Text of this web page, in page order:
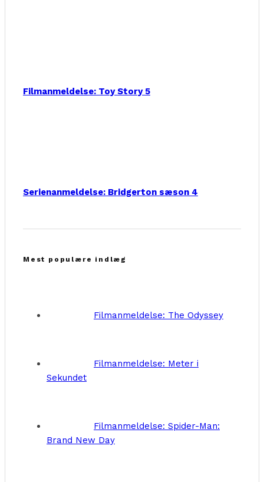
Filmanmeldelse: Toy Story 5
Serienanmeldelse: Bridgerton sæson 4
Mest populære indlæg
Filmanmeldelse: The Odyssey
Filmanmeldelse: Meter i
Sekundet
Filmanmeldelse: Spider-Man:
Brand New Day